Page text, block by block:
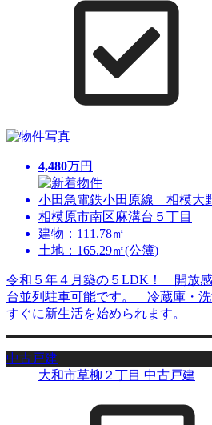
4,480万円
小田急電鉄小田原線 相模大
相模原市南区麻溝台５丁目
建物：111.78㎡
土地：165.29㎡(公簿)
令和５年４月築の５LDK！ 開放感
台並列駐車可能です。 冷蔵庫・洗
すぐに新生活を始められます。
中古戸建
大和市草柳２丁目 中古戸建